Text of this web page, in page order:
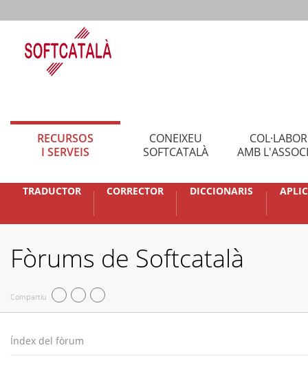
RECURSOS
I SERVEIS
CONEIXEU
SOFTCATALÀ
AMB
TRADUCTOR CORRECTOR DICCIONARIS
Fòrums de Softcatalà
Compartiu
Índex del fòrum